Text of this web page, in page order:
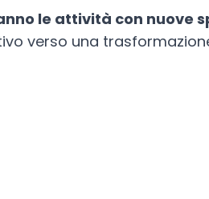
le attività con nuove
verso una